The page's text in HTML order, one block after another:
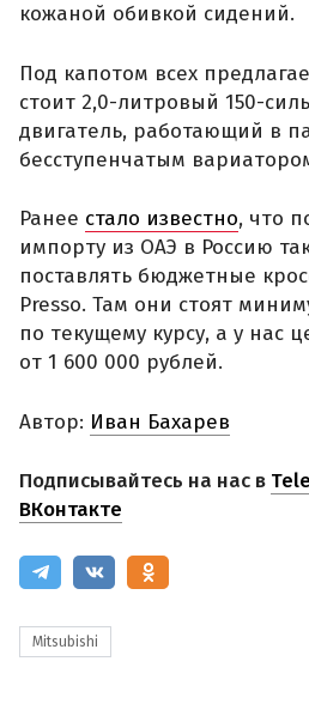
кожаной обивкой сидений.
Под капотом всех
стоит 2,0-литровый 150-
двигатель, работающий в
бесступенчатым
Ранее стало известно, что
импорту из ОАЭ в Россию
поставлять бюджетные
Presso. Там они стоят
по текущему курсу, а у нас
от 1 600 000 рублей.
Автор: Иван Бахарев
Подписывайтесь на нас в
ВКонтакте
Mitsubishi